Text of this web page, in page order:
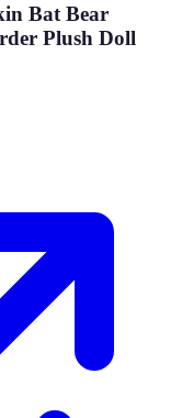
Bat Bear
Plush Doll